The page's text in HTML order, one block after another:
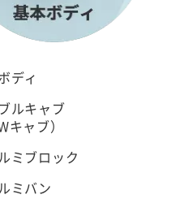
ディ
ルキャブ
キャブ）
ミブロック
ミバン